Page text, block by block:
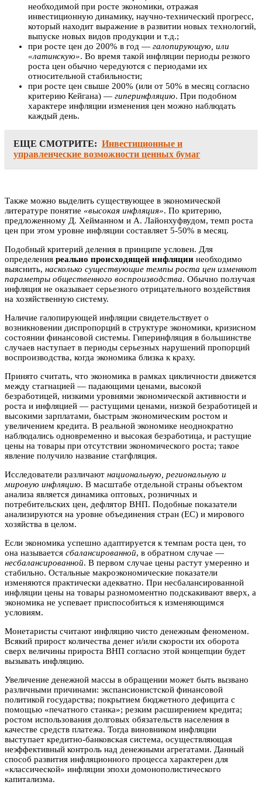
необходимой при росте экономики, отражая
инвестиционную динамику, научно-технический прогресс,
который находит выражение в развитии новых технологий,
выпуске новых видов продукции и т.д.;
при росте цен до 200% в год — галопирующую, или
«латинскую». Во время такой инфляции периоды резкого
роста цен обычно чередуются с периодами их
относительной стабильности;
при росте цен свыше 200% (или от 50% в месяц согласно
критерию Кейгана) — гиперинфляцию. При подобном
характере инфляции изменения цен можно наблюдать
каждый день.
ЕЩЕ СМОТРИТЕ: Инвестиционные и
управленческие возможности ценных бумаг
Также можно выделить существующее в экономической
литературе понятие «высокая инфляция». По критерию,
предложенному Д. Хейманном и А. Лайонхуфвудом, темп роста
цен при этом уровне инфляции составляет 5-50% в месяц.
Подобный критерий деления в принципе условен. Для
определения реально происходящей инфляции необходимо
выяснить, насколько существующие темпы роста цен изменяют
параметры общественного воспроизводства. Обычно ползучая
инфляция не оказывает серьезного отрицательного воздействия
на хозяйственную систему.
Наличие галопирующей инфляции свидетельствует о
возникновении диспропорций в структуре экономики, кризисном
состоянии финансовой системы. Гиперинфляция в большинстве
случаев наступает в периоды серьезных нарушений пропорций
воспроизводства, когда экономика близка к краху.
Принято считать, что экономика в рамках цикличности движется
между стагнацией — падающими ценами, высокой
безработицей, низкими уровнями экономической активности и
роста и инфляцией — растущими ценами, низкой безработицей и
высокими зарплатами, быстрым экономическим ростом и
увеличением кредита. В реальной экономике неоднократно
наблюдались одновременно и высокая безработица, и растущие
цены на товары при отсутствии экономического роста; такое
явление получило название стагфляция.
Исследователи различают национальную, региональную и
мировую инфляцию. В масштабе отдельной страны объектом
анализа является динамика оптовых, розничных и
потребительских цен, дефлятор ВНП. Подобные показатели
анализируются на уровне объединения стран (ЕС) и мирового
хозяйства в целом.
Если экономика успешно адаптируется к темпам роста цен, то
она называется сбалансированной, в обратном случае —
несбалансированной. В первом случае цены растут умеренно и
стабильно. Остальные макроэкономические показатели
изменяются практически адекватно. При несбалансированной
инфляции цены на товары разномоментно подскакивают вверх, а
экономика не успевает приспособиться к изменяющимся
условиям.
Монетаристы считают инфляцию чисто денежным феноменом.
Всякий прирост количества денег и/или скорости их оборота
сверх величины прироста ВНП согласно этой концепции будет
вызывать инфляцию.
Увеличение денежной массы в обращении может быть вызвано
различными причинами: экспансионистской финансовой
политикой государства; покрытием бюджетного дефицита с
помощью «печатного станка»; резким расширением кредита;
ростом использования долговых обязательств населения в
качестве средств платежа. Тогда виновником инфляции
выступает кредитно-банковская система, осуществляющая
неэффективный контроль над денежными агрегатами. Данный
способ развития инфляционного процесса характерен для
«классической» инфляции эпохи домонополистического
капитализма.